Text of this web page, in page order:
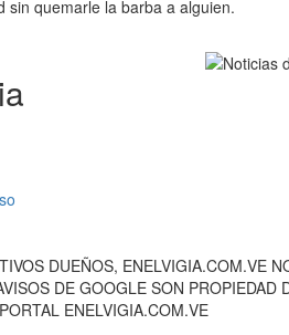
sin quemarle la barba a alguien.
DUEÑOS, ENELVIGIA.COM.VE
DE GOOGLE SON PROPIEDAD
ENELVIGIA.COM.VE